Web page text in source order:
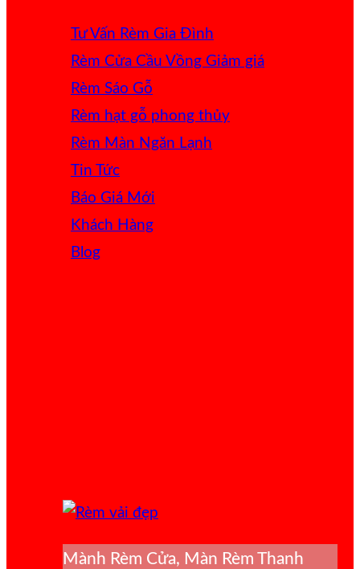
Tư Vấn Rèm Gia Đình
Rèm Cửa Cầu Vồng
Rèm Sáo Gỗ
Rèm hạt gỗ phong thủy
Rèm Màn Ngăn Lạnh
Tin Tức
Báo Giá
Khách Hàng
Blog
Mành Rèm Cửa, Màn Rèm Thanh